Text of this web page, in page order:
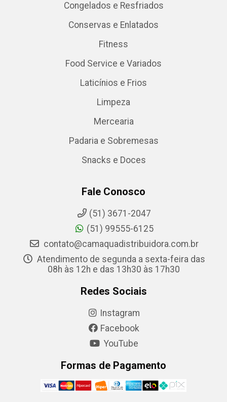
Congelados e Resfriados
Conservas e Enlatados
Fitness
Food Service e Variados
Laticínios e Frios
Limpeza
Mercearia
Padaria e Sobremesas
Snacks e Doces
Fale Conosco
(51) 3671-2047
(51) 99555-6125
contato@camaquadistribuidora.com.br
Atendimento de segunda a sexta-feira das
08h às 12h e das 13h30 às 17h30
Redes Sociais
Instagram
Facebook
YouTube
Formas de Pagamento